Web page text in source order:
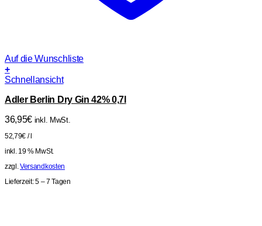
Auf die Wunschliste
+
Schnellansicht
Adler Berlin Dry Gin 42% 0,7l
36,95€ inkl. MwSt.
52,79€ /
inkl. 19 % MwSt.
zzgl.Versandkosten
Lieferzeit:5 – 7 Tagen